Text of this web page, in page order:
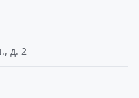
д. 2